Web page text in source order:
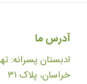
آدرس ما
ادبستان پسرانه:
خراسان، پلاک ۳۱